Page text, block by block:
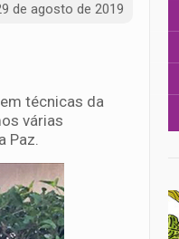
de agosto de 2019
técnicas da
várias
Paz.